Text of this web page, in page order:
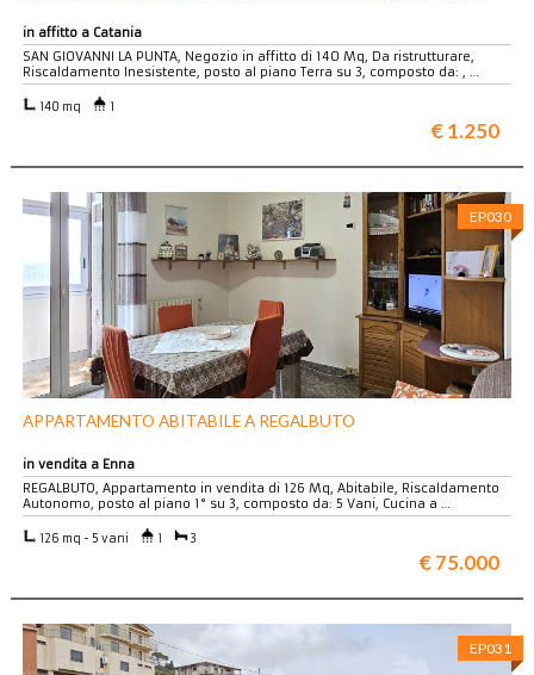
in affitto a Catania
SAN GIOVANNI LA PUNTA, Negozio in affitto di 140 Mq, Da ristrutturare,
Riscaldamento Inesistente, posto al piano Terra su 3, composto da: , …
140 mq 1
€ 1.250
EP030
APPARTAMENTO ABITABILE A REGALBUTO
in vendita a Enna
REGALBUTO, Appartamento in vendita di 126 Mq, Abitabile, Riscaldamento
Autonomo, posto al piano 1° su 3, composto da: 5 Vani, Cucina a …
126 mq - 5 vani 1 3
€ 75.000
EP031